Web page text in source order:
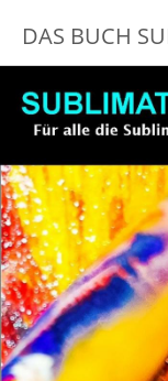
DAS BUCH